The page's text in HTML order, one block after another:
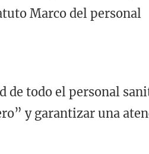
Marco del personal
de todo el personal
y garantizar una